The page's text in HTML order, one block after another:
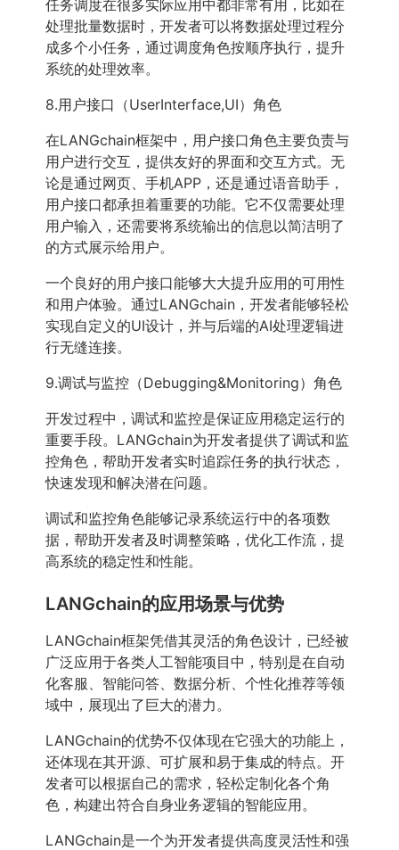
任务调度在很多实际应用中都非常有用，比如在
处理批量数据时，开发者可以将数据处理过程分
成多个小任务，通过调度角色按顺序执行，提升
系统的处理效率。
8.用户接口（UserInterface,UI）角色
在LANGchain框架中，用户接口角色主要负责与
用户进行交互，提供友好的界面和交互方式。无
论是通过网页、手机APP，还是通过语音助手，
用户接口都承担着重要的功能。它不仅需要处理
用户输入，还需要将系统输出的信息以简洁明了
的方式展示给用户。
一个良好的用户接口能够大大提升应用的可用性
和用户体验。通过LANGchain，开发者能够轻松
实现自定义的UI设计，并与后端的AI处理逻辑进
行无缝连接。
9.调试与监控（Debugging&Monitoring）角色
开发过程中，调试和监控是保证应用稳定运行的
重要手段。LANGchain为开发者提供了调试和监
控角色，帮助开发者实时追踪任务的执行状态，
快速发现和解决潜在问题。
调试和监控角色能够记录系统运行中的各项数
据，帮助开发者及时调整策略，优化工作流，提
高系统的稳定性和性能。
LANGchain的应用场景与优势
LANGchain框架凭借其灵活的角色设计，已经被
广泛应用于各类人工智能项目中，特别是在自动
化客服、智能问答、数据分析、个性化推荐等领
域中，展现出了巨大的潜力。
LANGchain的优势不仅体现在它强大的功能上，
还体现在其开源、可扩展和易于集成的特点。开
发者可以根据自己的需求，轻松定制化各个角
色，构建出符合自身业务逻辑的智能应用。
LANGchain是一个为开发者提供高度灵活性和强